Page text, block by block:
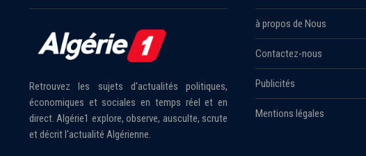
Retrouvez les sujets d'actualités politiques,
économiques et sociales en temps réel et en
direct. Algérie1 explore, observe, ausculte, scrute
et décrit l'actualité Algérienne.
à propos de Nous
Contactez-nous
Publicités
Mentions légales